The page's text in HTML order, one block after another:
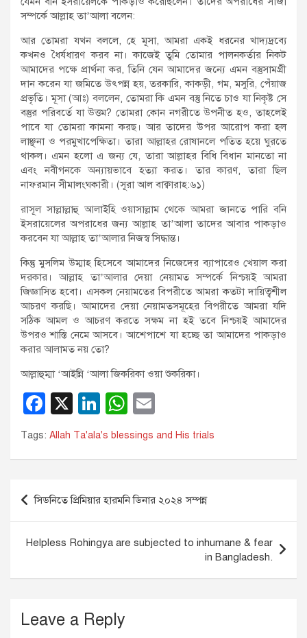
সম্পর্কে আল্লাহ তা’আলা বলেন:
আর তোমরা যখন বললে, হে মূসা, আমরা একই ধরনের খাদ্যদ্রব্যে
কখনও ধৈর্যধারণ করব না। কাজেই তুমি তোমার পালনকর্তার নিকট
আমাদের পক্ষে প্রার্থনা কর, তিনি যেন আমাদের জন্যে এমন বস্তুসামগ্রী
দান করেন যা জমিতে উৎপন্ন হয়, তরকারি, কাকড়ী, গম, মসুরি, পেঁয়াজ
প্রভৃতি। মূসা (আঃ) বললেন, তোমরা কি এমন বস্তু নিতে চাও যা নিকৃষ্ট সে
বস্তুর পরিবর্তে যা উত্তম? তোমরা কোন নগরীতে উপনীত হও, তাহলেই
পাবে যা তোমরা কামনা করছ। আর তাদের উপর আরোপ করা হল
লাঞ্ছনা ও পরমুখাপেক্ষিতা। তারা আল্লাহর রোষানলে পতিত হয়ে ঘুরতে
থাকল। এমন হলো এ জন্য যে, তারা আল্লাহর বিধি বিধান মানতো না
এবং নবীগনকে অন্যায়ভাবে হত্যা করত। তার কারণ, তারা ছিল
নাফরমান সীমালংঘকারী। (সূরা আল বাক্বারাহ:৬১)
রাসূল সাল্লাল্লাহু আলাইহি ওয়াসাল্লাম থেকে আমরা জানতে পারি বনি
ইসরায়েলের অপরাধের জন্য আল্লাহ তা’আলা তাদের আবার পাকড়াও
করবেন যা আল্লাহ তা’আলার নিজস্ব সিদ্ধান্ত।
কিন্তু মুসলিম উম্মাহ হিসেবে আমাদের নিজেদের ব্যাপারেও খেয়াল করা
দরকার। আল্লাহ তা’আলার দেয়া নেয়ামত সম্পর্কে নিশ্চয়ই আমরা
জিজ্ঞাসিত হবো। এসকল নেয়ামতের বিপরীতে আমরা কতটা দায়িত্বশীল
আচরণ করছি। আমাদের দেয়া নেয়ামতসমূহের বিপরীতে আমরা যদি
সঠিক আমল ও আচরণ করতে সক্ষম না হই তবে নিশ্চয়ই আমাদের
উপরও শাস্তি নেমে আসবে। আশেপাশে যা হচ্ছে তা আমাদের পাকড়াও
করার আলামত নয় তো?
আল্লাহুম্মা ‘আইন্নি ‘আলা জিকরিকা ওয়া শুকরিকা।
F
a
c
b
o
o
X
Li
n
k
dI
n
W
h
at
A
p
p
m
ail
Tags: Allah Ta'ala's blessings and His trials
Post
navigation
সিডনিতে প্রিমিয়ার হারমনি ডিনার ২০২৪ সম্পন্ন
Helpless Rohingya are subjected to inhumane & fear
in Bangladesh.
Leave a Reply